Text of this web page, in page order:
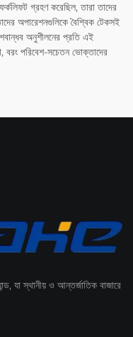
গ্রহণ করেছিল, তারা তাদের
অপারেশনগুলিকে বৈশ্বিক টেকসই
অনুশীলনের প্রতি এই
বরং পরিবেশ-সচেতন ভোক্তাদের
যা স্থানীয় ও আন্তর্জাতিক বাজারে